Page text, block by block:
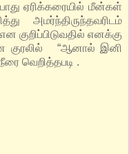
ஏரிக்கரையில் மீன்கள்
அமர்ந்திருந்தவரிடம்
எனக்கு
குரலில் “ஆனால் இனி
வெறித்தபடி .